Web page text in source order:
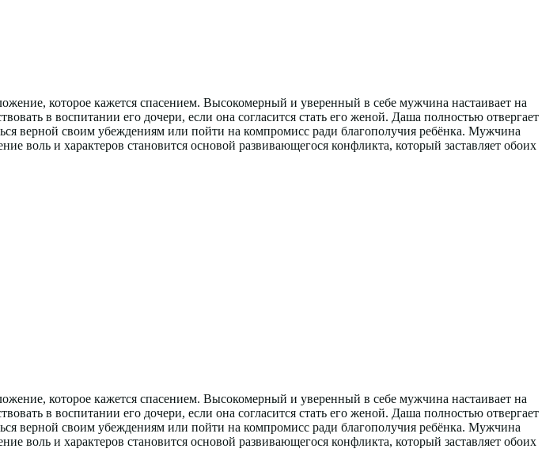
которое кажется спасением. Высокомерный и уверенный в себе мужчина настаивает на
в воспитании его дочери, если она согласится стать его женой. Даша полностью отвергает
верной своим убеждениям или пойти на компромисс ради благополучия ребёнка. Мужчина
воль и характеров становится основой развивающегося конфликта, который заставляет обоих
которое кажется спасением. Высокомерный и уверенный в себе мужчина настаивает на
в воспитании его дочери, если она согласится стать его женой. Даша полностью отвергает
верной своим убеждениям или пойти на компромисс ради благополучия ребёнка. Мужчина
воль и характеров становится основой развивающегося конфликта, который заставляет обоих